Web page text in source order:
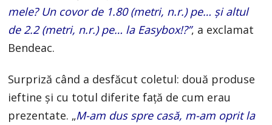
mele? Un covor de 1.80 (metri, n.r.) pe… și altul
de 2.2 (metri, n.r.) pe… la Easybox!?”, a exclamat
Bendeac.
Surpriză când a desfăcut coletul: două produse
ieftine și cu totul diferite față de cum erau
prezentate. „M-am dus spre casă, m-am oprit la